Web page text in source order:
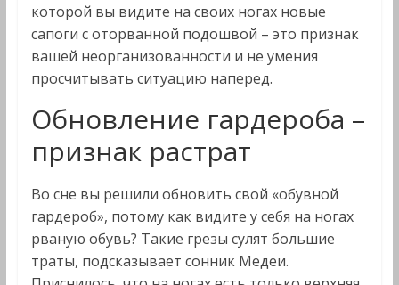
которой вы видите на своих ногах новые
сапоги с оторванной подошвой – это признак
вашей неорганизованности и не умения
просчитывать ситуацию наперед.
Обновление гардероба –
признак растрат
Во сне вы решили обновить свой «обувной
гардероб», потому как видите у себя на ногах
рваную обувь? Такие грезы сулят большие
траты, подсказывает сонник Медеи.